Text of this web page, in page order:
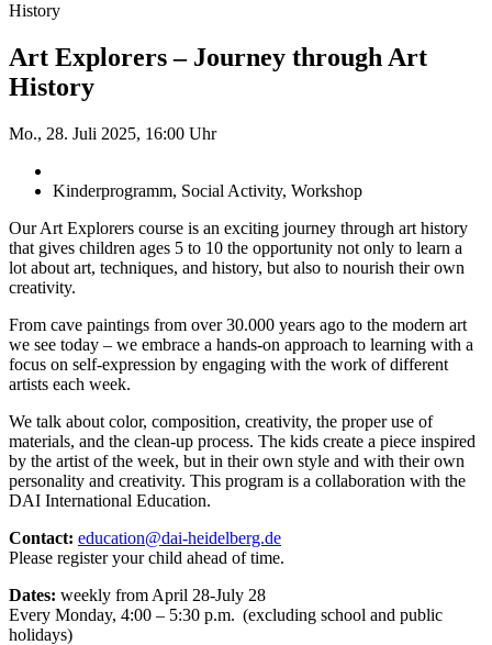
History
Art Explorers – Journey through Art
History
Mo., 28. Juli 2025, 16:00 Uhr
Kinderprogramm, Social Activity, Workshop
Our Art Explorers course is an exciting journey through art history
that gives children ages 5 to 10 the opportunity not only to learn a
lot about art, techniques, and history, but also to nourish their own
creativity.
From cave paintings from over 30.000 years ago to the modern art
we see today – we embrace a hands-on approach to learning with a
focus on self-expression by engaging with the work of different
artists each week.
We talk about color, composition, creativity, the proper use of
materials, and the clean-up process. The kids create a piece inspired
by the artist of the week, but in their own style and with their own
personality and creativity. This program is a collaboration with the
DAI International Education.
Contact: education@dai-heidelberg.de
Please register your child ahead of time.
Dates: weekly from April 28-July 28
Every Monday, 4:00 – 5:30 p.m. (excluding school and public
holidays)